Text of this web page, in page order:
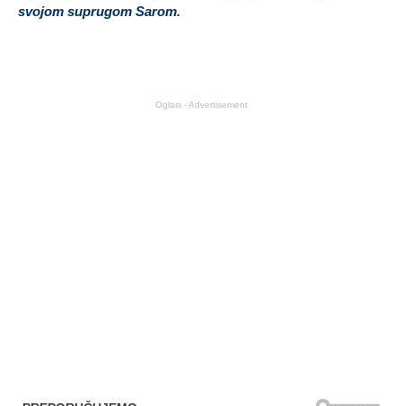
svojom suprugom Sarom.
Oglasi - Advertisement